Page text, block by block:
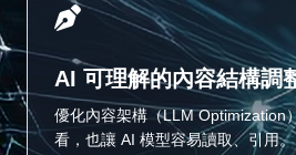
AI 可理解的內容結構調
優化內容架構（LLM Optimization
看，也讓 AI 模型容易讀取、引用。